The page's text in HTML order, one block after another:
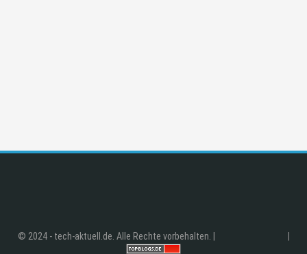
© 2024 - tech-aktuell.de. Alle Rechte vorbehalten. |